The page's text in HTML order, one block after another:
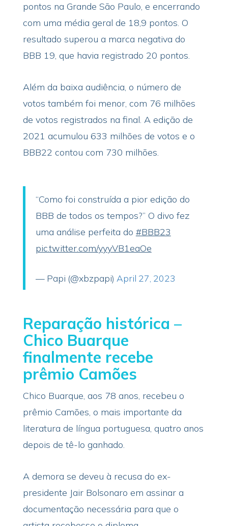
pontos na Grande São Paulo, e encerrando
com uma média geral de 18,9 pontos. O
resultado superou a marca negativa do
BBB 19, que havia registrado 20 pontos.
Além da baixa audiência, o número de
votos também foi menor, com 76 milhões
de votos registrados na final. A edição de
2021 acumulou 633 milhões de votos e o
BBB22 contou com 730 milhões.
“Como foi construída a pior edição do
BBB de todos os tempos?” O divo fez
uma análise perfeita do #BBB23
pic.twitter.com/yyyVB1eaOe
— Papi (@xbzpapi) April 27, 2023
Reparação histórica –
Chico Buarque
finalmente recebe
prêmio Camões
Chico Buarque, aos 78 anos, recebeu o
prêmio Camões, o mais importante da
literatura de língua portuguesa, quatro anos
depois de tê-lo ganhado.
A demora se deveu à recusa do ex-
presidente Jair Bolsonaro em assinar a
documentação necessária para que o